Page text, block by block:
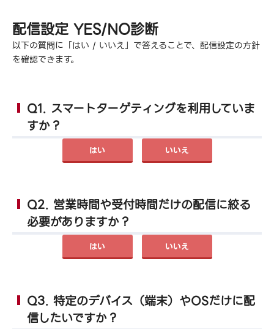
配信設定 YES/NO診断
以下の質問に「はい / いいえ」で答えることで、配信設定の方針
を確認できます。
Q1. スマートターゲティングを利用していま
すか？
はい いいえ
Q2. 営業時間や受付時間だけの配信に絞る
必要がありますか？
はい いいえ
Q3. 特定のデバイス（端末）やOSだけに配
信したいですか？